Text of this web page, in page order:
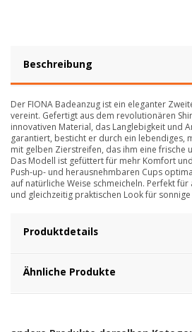
Beschreibung
Der FIONA Badeanzug ist ein eleganter
vereint. Gefertigt aus dem revolutionären
innovativen Material, das Langlebigkeit und
garantiert, besticht er durch ein lebendiges,
mit gelben Zierstreifen, das ihm eine frische
Das Modell ist gefüttert für mehr Komfort
Push-up- und herausnehmbaren Cups
auf natürliche Weise schmeicheln. Perfekt
und gleichzeitig praktischen Look für
Produktdetails
Ähnliche Produkte